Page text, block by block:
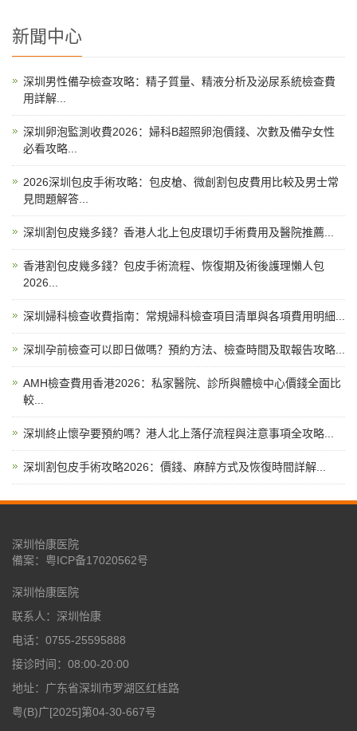
新聞中心
深圳男性備孕檢查攻略：精子質量、精液分析及泌尿系統檢查費
用詳解...
深圳卵泡監測收費2026：婦科B超照卵泡價錢、次數及備孕女性
必看攻略...
2026深圳包皮手術攻略：包皮槍、微創割包皮費用比較及男士常
見問題解答...
深圳割包皮幾多錢？香港人北上包皮環切手術費用及醫院推薦...
香港割包皮幾多錢？包皮手術流程、恢復期及術後護理懶人包
2026...
深圳婦科檢查收費指南：常規婦科檢查項目清單與各項費用明細...
深圳孕前檢查可以即日做嗎？預約方法、檢查時間及取報告攻略...
AMH檢查費用香港2026：私家醫院、診所與體檢中心價錢全面比
較...
深圳終止懷孕要預約嗎？港人北上落仔流程與注意事項全攻略...
深圳割包皮手術攻略2026：價錢、麻醉方式及恢復時間詳解...
深圳怡康医院
備案： 粤ICP备17020562号
深圳怡康医院
联系人：深圳怡康
电话：0755-25595888
接诊时间：08:00-20:00
地址：广东省深圳市罗湖区红桂路
粤(B)广[2025]第04-30-667号